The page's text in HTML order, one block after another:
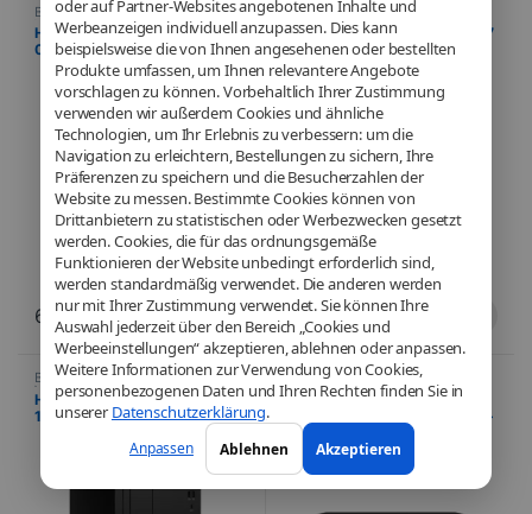
oder auf Partner-Websites angebotenen Inhalte und
Werbeanzeigen individuell anzupassen. Dies kann
beispielsweise die von Ihnen angesehenen oder bestellten
Produkte umfassen, um Ihnen relevantere Angebote
vorschlagen zu können. Vorbehaltlich Ihrer Zustimmung
verwenden wir außerdem Cookies und ähnliche
Technologien, um Ihr Erlebnis zu verbessern: um die
Navigation zu erleichtern, Bestellungen zu sichern, Ihre
Präferenzen zu speichern und die Besucherzahlen der
Website zu messen. Bestimmte Cookies können von
Drittanbietern zu statistischen oder Werbezwecken gesetzt
werden. Cookies, die für das ordnungsgemäße
Funktionieren der Website unbedingt erforderlich sind,
werden standardmäßig verwendet. Die anderen werden
nur mit Ihrer Zustimmung verwendet. Sie können Ihre
Auswahl jederzeit über den Bereich „Cookies und
Werbeeinstellungen“ akzeptieren, ablehnen oder anpassen.
Weitere Informationen zur Verwendung von Cookies,
personenbezogenen Daten und Ihren Rechten finden Sie in
unserer Datenschutzerklärung.
Anpassen Ablehnen Akzeptieren
Büro,Informatik,Computer,
Vormontiert
HP OmniDesk Slim S03-
0008nf – Intel® Core™ i5 14400
– Intel® UHD 730 – 16 Go DDR5
– SSD 512 Go – Windows 11
Famille
699,90€
Büro,Informatik, Computer
Vormontiert
HP Z2 G9 Tour – Intel® Core™ i7
14700K – NVIDIA® Quadro®
T1000 (4 Go) – 16 Go DDR5 –
SSD 512 Go – Windows 11 Pro
2.380,25€
Büro,Informatik,Computer,
Vormontiert
HP Z2 G9 Tour – Intel® Core™ i7
14700K – Intel® UHD 770 – 32
Go DDR5 – SSD 1 To – Windows
Büro,Informatik,Computer
Vormontiert
HP Z2 G9 SFF – Intel® Core™ i7
14700 – NVIDIA® T400 (4 Go) –
16 Go DDR5 – SSD 512 Go –
Windows 11 Pro